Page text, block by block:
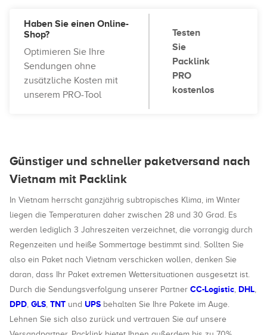
Haben Sie einen Online-
Shop?
Optimieren Sie Ihre
Sendungen ohne
zusätzliche Kosten mit
unserem PRO-Tool
Testen
Sie
Packlink
PRO
kostenlos
Günstiger und schneller paketversand nach
Vietnam mit Packlink
In Vietnam herrscht ganzjährig subtropisches Klima, im Winter
liegen die Temperaturen daher zwischen 28 und 30 Grad. Es
werden lediglich 3 Jahreszeiten verzeichnet, die vorrangig durch
Regenzeiten und heiße Sommertage bestimmt sind. Sollten Sie
also ein Paket nach Vietnam verschicken wollen, denken Sie
daran, dass Ihr Paket extremen Wettersituationen ausgesetzt ist.
Durch die Sendungsverfolgung unserer Partner CC-Logistic, DHL,
DPD, GLS, TNT und UPS behalten Sie Ihre Pakete im Auge.
Lehnen Sie sich also zurück und vertrauen Sie auf unsere